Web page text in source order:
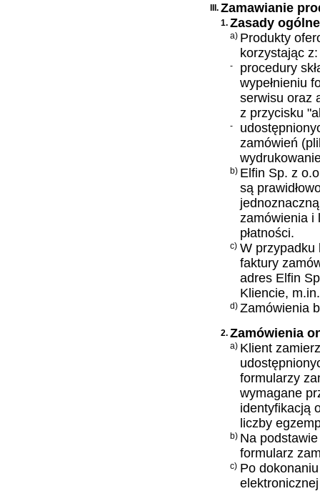
III. Zamawianie
1. Zasady ogólne
a) Produkty
korzystając z:
-
procedury
wypełnieniu
serwisu oraz
z przycisku
-
zamówień
b) Elfin Sp. z
są
zamówienia i
płatności.
c) W przypadku
faktury
adres Elfin
Kliencie,
d) Zamówienia
2. Zamówienia
a) Klient
formularzy
wymagane
identyfikacją
liczby
b) Na
formularz
c) Po